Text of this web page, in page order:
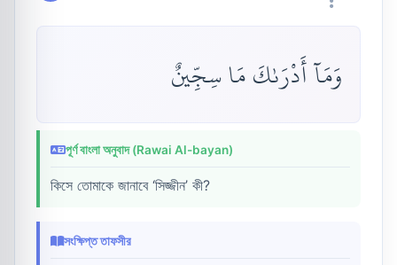
وَمَآ أَدْرَىٰكَ مَا سِجِّينٌ
পূর্ণ বাংলা অনুবাদ (Rawai Al-bayan)
কিসে তোমাকে জানাবে ‘সিজ্জীন’ কী?
সংক্ষিপ্ত তাফসীর